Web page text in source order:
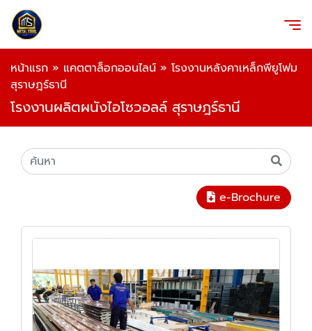
หน้าแรก » แคตตาล็อกออนไลน์ » โรงงานหลังคาเหล็กพียูโฟม
สุราษฎร์ธานี
โรงงานผลิตผนังไอโซวอลล์ สุราษฎร์ธานี
e-Brochure